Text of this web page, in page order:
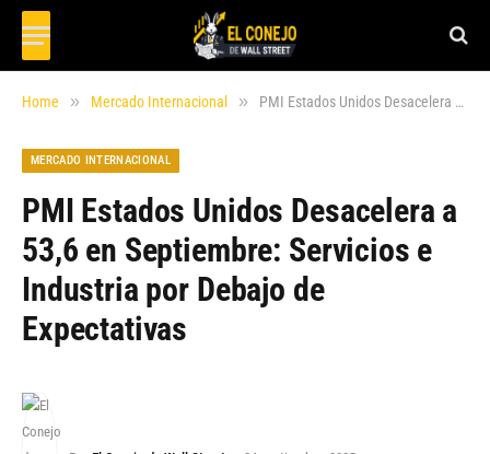
Home » Mercado Internacional » PMI Estados Unidos Desacelera a 53,6 en Septiembre: Servicios e Industria por Debajo de Expectativas
MERCADO INTERNACIONAL
PMI Estados Unidos Desacelera a
53,6 en Septiembre: Servicios e
Industria por Debajo de
Expectativas